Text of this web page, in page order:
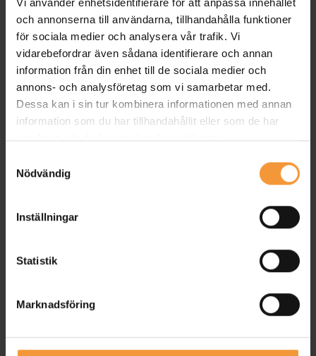
och annonserna till användarna, tillhandahålla funktioner
för sociala medier och analysera vår trafik. Vi
vidarebefordrar även sådana identifierare och annan
information från din enhet till de sociala medier och
annons- och analysföretag som vi samarbetar med.
Dessa kan i sin tur kombinera informationen med annan
information som du har tillhandahållit eller som de har
samlat in när du har använt deras tjänster.
Nödvändig
Inställningar
Statistik
Marknadsföring
Fördelar med Lokalt
Producerade Möbler